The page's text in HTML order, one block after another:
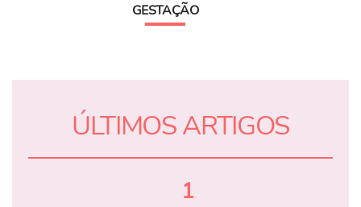
GESTAÇÃO
ÚLTIMOS ARTIGOS
1